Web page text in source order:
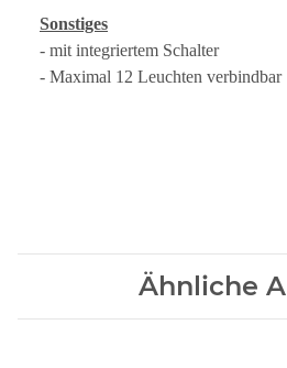
Sonstiges
- mit integriertem Schalter
- Maximal 12 Leuchten verbindbar
Ähnliche